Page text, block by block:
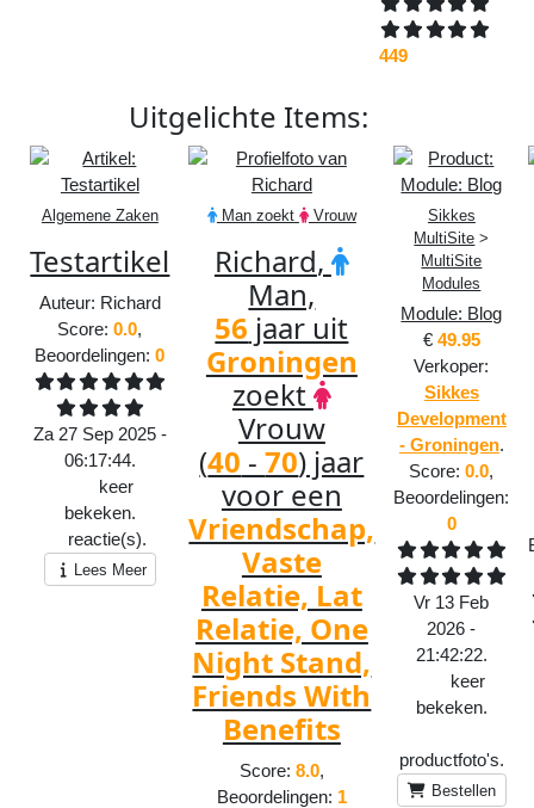
449
Uitgelichte Items:
Algemene Zaken
Testartikel
Auteur: Richard
Score:0.0,
Beoordelingen:0
Za 27 Sep 2025 -
06:17:44.
keer
bekeken.
reactie(s).
Lees Meer
Man zoekt Vrouw
Richard,
Man,
56 jaar uit
Groningen
zoekt
Vrouw
(40 -70) jaar
voor een
Vriendschap,
Vaste
Relatie, Lat
Relatie, One
Night Stand,
Friends With
Benefits
Score: 8.0,
Beoordelingen: 1
Sikkes
MultiSite >
MultiSite
Modules
Module: Blog
€ 49.95
Verkoper:
Sikkes
Development
- Groningen.
Score:0.0,
Beoordelingen:
0
Vr 13 Feb
2026 -
21:42:22.
keer
bekeken.
productfoto's.
Bestellen